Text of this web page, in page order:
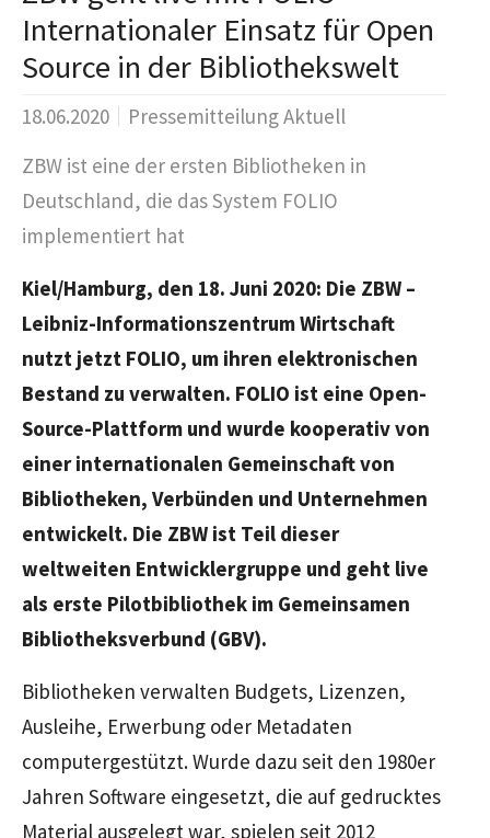
Internationaler Einsatz für Open
Source in der Bibliothekswelt
18.06.2020
Pressemitteilung Aktuell
ZBW ist eine der ersten Bibliotheken in
Deutschland, die das System FOLIO
implementiert hat
Kiel/Hamburg, den 18. Juni 2020: Die ZBW –
Leibniz-Informationszentrum Wirtschaft
nutzt jetzt FOLIO, um ihren elektronischen
Bestand zu verwalten. FOLIO ist eine Open-
Source-Plattform und wurde kooperativ von
einer internationalen Gemeinschaft von
Bibliotheken, Verbünden und Unternehmen
entwickelt. Die ZBW ist Teil dieser
weltweiten Entwicklergruppe und geht live
als erste Pilotbibliothek im Gemeinsamen
Bibliotheksverbund (GBV).
Bibliotheken verwalten Budgets, Lizenzen,
Ausleihe, Erwerbung oder Metadaten
computergestützt. Wurde dazu seit den 1980er
Jahren Software eingesetzt, die auf gedrucktes
Material ausgelegt war, spielen seit 2012